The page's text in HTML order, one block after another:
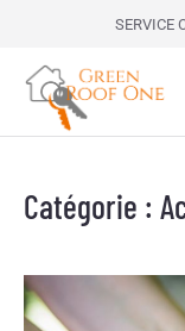
SERVICE
Catégorie :